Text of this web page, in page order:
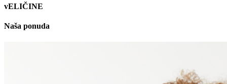
vELIČINE
Naša ponuda